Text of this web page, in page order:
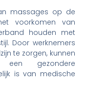
massages op de
voorkomen van
houden met
Door werknemers
te zorgen, kunnen
een gezondere
is van medische